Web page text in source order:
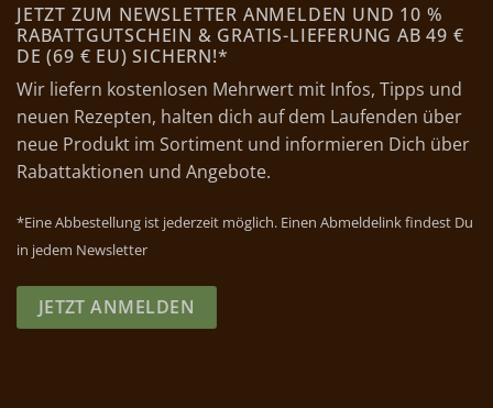
JETZT ZUM NEWSLETTER ANMELDEN UND 10 %
RABATTGUTSCHEIN & GRATIS-LIEFERUNG AB 49 €
DE (69 € EU) SICHERN!*
Wir liefern kostenlosen Mehrwert mit Infos, Tipps und
neuen Rezepten, halten dich auf dem Laufenden über
neue Produkt im Sortiment und informieren Dich über
Rabattaktionen und Angebote.
*Eine Abbestellung ist jederzeit möglich. Einen Abmeldelink findest Du
in jedem Newsletter
JETZT ANMELDEN